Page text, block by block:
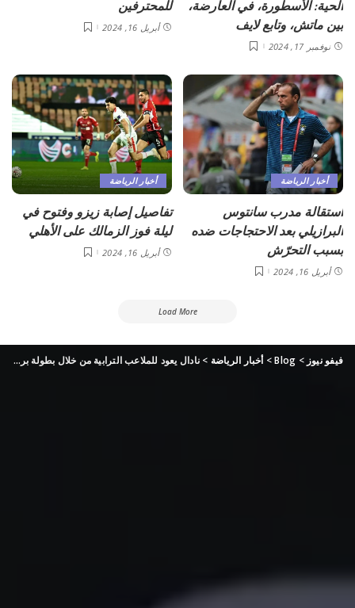
الحية: الأسطورة، في العارضة،
بين ماتش، وتابع لايف
نوفمبر 17, 2024
للمحترفين
أبريل 16, 2024
أخبار الرياضة
استقالة مدرب سانتوس
البرازيلي بعد الاحتجاجات ضده
بسبب التحرّش
أبريل 16, 2024
أخبار الرياضة
تفاصيل إصابة زيزو وفتوح في
ليلة فوز الزمالك على الأهلي
أبريل 16, 2024
Load More
فيفو نيوز >
Blog
>أخبار الرياضة > نادال يعود للملاعب الترابية من خلال بطولة برشلونة المفتوحة للتنس